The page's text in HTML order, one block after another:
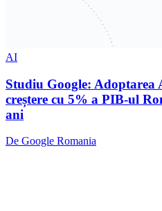
AI
Studiu Google: Adoptarea
creștere cu 5% a PIB-ul
ani
De Google Romania